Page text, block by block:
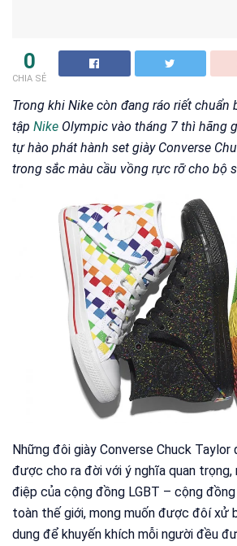
0
CHIA SẺ
Trong khi Nike còn đang ráo riết chuẩn
tập Nike Olympic vào tháng 7 thì hãng
tự hào phát hành set giày Converse
trong sắc màu cầu vồng rực rỡ cho bộ
Những đôi giày Converse Chuck Taylor
được cho ra đời với ý nghĩa quan
điệp của cộng đồng LGBT – cộng
toàn thế giới, mong muốn được đôí xử
dung để khuyến khích mỗi người đều